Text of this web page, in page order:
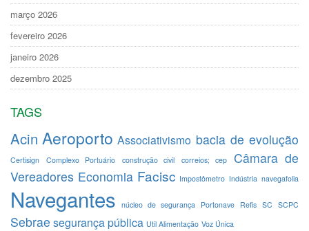
março 2026
fevereiro 2026
janeiro 2026
dezembro 2025
TAGS
Acin Aeroporto Associativismo bacia de evolução
Certisign Complexo Portuário construção civil correios; cep
Câmara de
Vereadores Economia Facisc Impostômetro Indústria navegafolia
Navegantes núcleo de segurança Portonave Refis SC SCPC
Sebrae segurança pública Util Alimentação Voz Única